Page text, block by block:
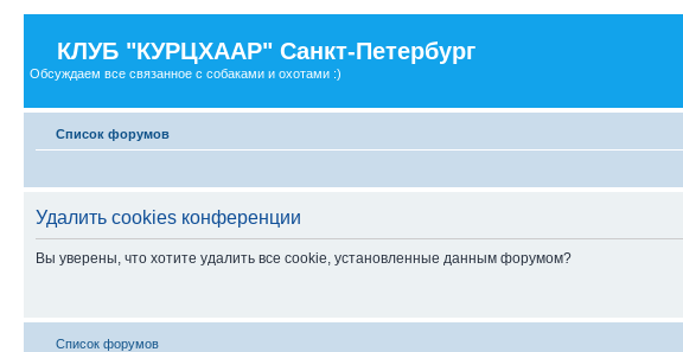
КЛУБ "КУРЦХААР" Санкт-Петербург
Обсуждаем все связанное с собаками и охотами :)
Список форумов
Удалить cookies конференции
Вы уверены, что хотите удалить все cookie, установленные данным форумом?
Список форумов